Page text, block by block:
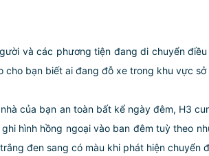
và các phương tiện đang di chuyển
bạn biết ai đang đỗ xe trong khu vực
của bạn an toàn bất kể ngày đêm, H3
hình hồng ngoại vào ban đêm tuỳ theo
đen sang có màu khi phát hiện chuyển